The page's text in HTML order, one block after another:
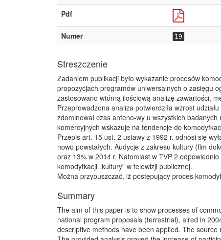
Pdf
Numer 19
Streszczenie
Zadaniem publikacji było wykazanie procesów
propozycjach programów uniwersalnych o zasięgu
zastosowano wtórną ilościową analizę zawartości,
Przeprowadzona analiza potwierdziła wzrost
zdominował czas anteno-wy u wszystkich
komercyjnych wskazuje na tendencje do
Przepis art. 15 ust. 2 ustawy z 1992 r. odnosi się
nowo powstałych. Audycje z zakresu kultury (flm
oraz 13% w 2014 r. Natomiast w TVP 2
komodyfkacji „kultury” w telewizji publicznej.
Można przypuszczać, iż postępujący proces
Summary
The aim of this paper is to show processes of
national program proposals (terrestrial), aired in
descriptive methods have been applied. The